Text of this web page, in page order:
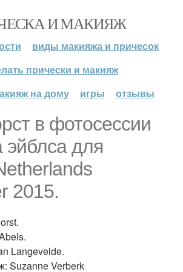
И МАКИЯЖ
виды макияжа и причесок
прически и макияж
на дому
игры отзывы
в фотосессии
для
2015.
Langevelde.
Suzanne Verberk